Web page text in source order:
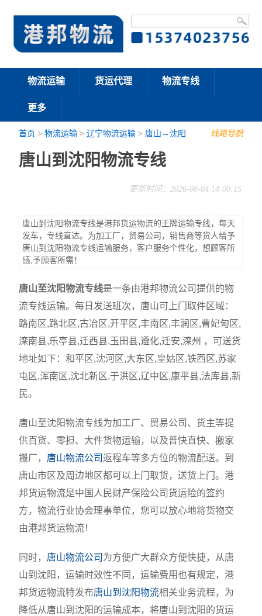
物流运输 货运代理 物流专线
更多
线路导航
首页 >物流运输 >辽宁物流运输 > 唐山→沈阳
唐山到沈阳物流专线
更新时间：2026-08-04 14:00:15
唐山到沈阳物流专线是港邦货运物流的王牌运输专线，每天
发车，专线直达。为加工厂，贸易公司，销售商等货人给予
唐山到沈阳物流专线运输服务，客户服务个性化，想顾客所
感,予顾客所需！
唐山至沈阳物流专线是一条由港邦物流公司提供的物
流专线运输。每日发送班次，唐山可上门取件区域：
路南区,路北区,古冶区,开平区,丰南区,丰润区,曹妃甸区,
滦南县,乐亭县,迁西县,玉田县,遵化,迁安,滦州 ，可送货
地址如下：和平区,沈河区,大东区,皇姑区,铁西区,苏家
屯区,浑南区,沈北新区,于洪区,辽中区,康平县,法库县,新
民。
唐山至沈阳物流专线为加工厂、贸易公司、货主等提
供百货、零担、大件货物运输，以及普快直快、搬家
搬厂， 唐山物流公司返程车等多方位的物流配送。到
唐山市区及周边地区都可以上门取货，送货上门。港
邦货运物流是中国人民财产保险公司货运险的签约
方，物流行业协会理事单位，您可以放心地将货物交
由港邦货运物流！
同时， 唐山物流公司 为方便广大群众方便快捷，从唐
山到沈阳，运输时效性不同，运输费用也有规定，港
邦货运物流特发布唐山到沈阳物流相关业务流程，为
降低从唐山到沈阳的运输成本，将唐山到沈阳的货运